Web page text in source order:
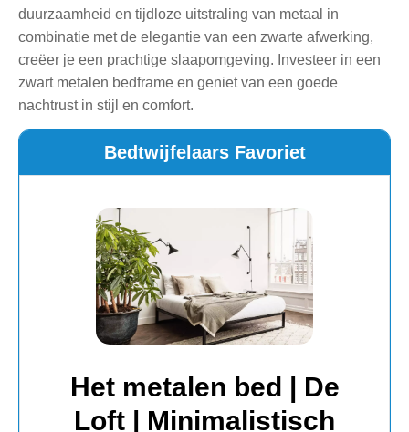
duurzaamheid en tijdloze uitstraling van metaal in
combinatie met de elegantie van een zwarte afwerking,
creëer je een prachtige slaapomgeving. Investeer in een
zwart metalen bedframe en geniet van een goede
nachtrust in stijl en comfort.
Bedtwijfelaars Favoriet
Het metalen bed | De
Loft | Minimalistisch